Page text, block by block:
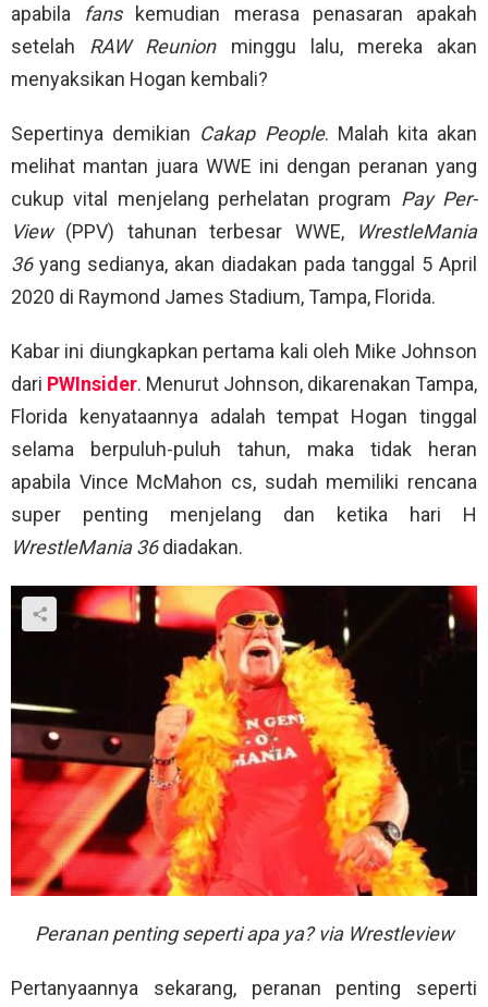
apabila fans kemudian merasa penasaran apakah
setelah RAW Reunion minggu lalu, mereka akan
menyaksikan Hogan kembali?
Sepertinya demikian Cakap People. Malah kita akan
melihat mantan juara WWE ini dengan peranan yang
cukup vital menjelang perhelatan program Pay Per-
View (PPV) tahunan terbesar WWE,
WrestleMania
36 yang sedianya, akan diadakan pada tanggal 5 April
2020 di Raymond James Stadium, Tampa, Florida.
Kabar ini diungkapkan pertama kali oleh Mike Johnson
dari PWInsider. Menurut Johnson, dikarenakan Tampa,
Florida kenyataannya adalah tempat Hogan tinggal
selama berpuluh-puluh tahun, maka tidak heran
apabila Vince McMahon cs, sudah memiliki rencana
super penting menjelang dan ketika hari H
WrestleMania 36diadakan.
Peranan penting seperti apa ya? via Wrestleview
Pertanyaannya sekarang, peranan penting seperti